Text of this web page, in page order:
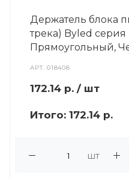
Держатель блока
трека) Byled серия
Прямоугольный,
АРТ.018408
172.14 р. / шт
Итого: 172.14 р.
шт